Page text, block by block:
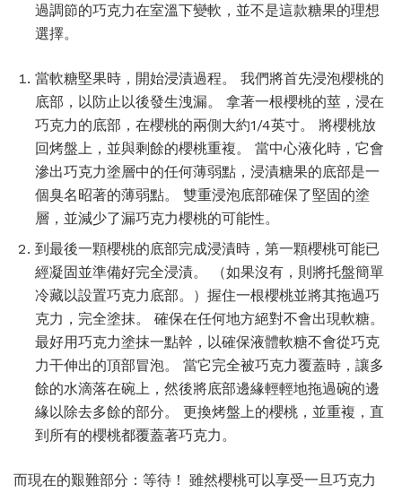
過調節的巧克力在室溫下變軟，並不是這款糖果的理想
選擇。
當軟糖堅果時，開始浸漬過程。 我們將首先浸泡櫻桃的
底部，以防止以後發生洩漏。 拿著一根櫻桃的莖，浸在
巧克力的底部，在櫻桃的兩側大約1/4英寸。 將櫻桃放
回烤盤上，並與剩餘的櫻桃重複。 當中心液化時，它會
滲出巧克力塗層中的任何薄弱點，浸漬糖果的底部是一
個臭名昭著的薄弱點。 雙重浸泡底部確保了堅固的塗
層，並減少了漏巧克力櫻桃的可能性。
到最後一顆櫻桃的底部完成浸漬時，第一顆櫻桃可能已
經凝固並準備好完全浸漬。 （如果沒有，則將托盤簡單
冷藏以設置巧克力底部。）握住一根櫻桃並將其拖過巧
克力，完全塗抹。 確保在任何地方絕對不會出現軟糖。
最好用巧克力塗抹一點幹，以確保液體軟糖不會從巧克
力干伸出的頂部冒泡。 當它完全被巧克力覆蓋時，讓多
餘的水滴落在碗上，然後將底部邊緣輕輕地拖過碗的邊
緣以除去多餘的部分。 更換烤盤上的櫻桃，並重複，直
到所有的櫻桃都覆蓋著巧克力。
而現在的艱難部分：等待！ 雖然櫻桃可以享受一旦巧克力